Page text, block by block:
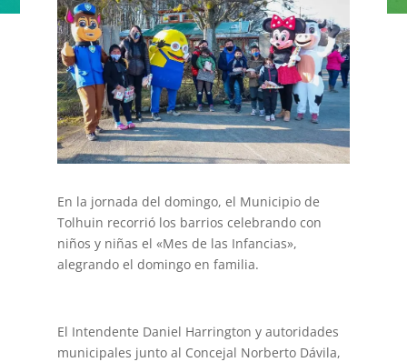
En la jornada del domingo, el Municipio de
Tolhuin recorrió los barrios celebrando con
niños y niñas el «Mes de las Infancias»,
alegrando el domingo en familia.
El Intendente Daniel Harrington y autoridades
municipales junto al Concejal Norberto Dávila,